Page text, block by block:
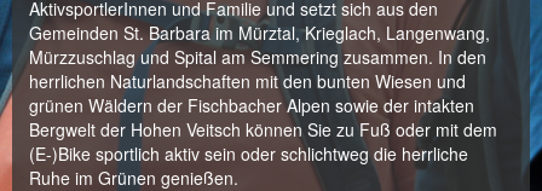
AktivsportlerInnen und Familie und setzt sich aus den
Gemeinden St. Barbara im Mürztal, Krieglach, Langenwang,
Mürzzuschlag und Spital am Semmering zusammen. In den
herrlichen Naturlandschaften mit den bunten Wiesen und
grünen Wäldern der Fischbacher Alpen sowie der intakten
Bergwelt der Hohen Veitsch können Sie zu Fuß oder mit dem
(E-)Bike sportlich aktiv sein oder schlichtweg die herrliche
Ruhe im Grünen genießen.